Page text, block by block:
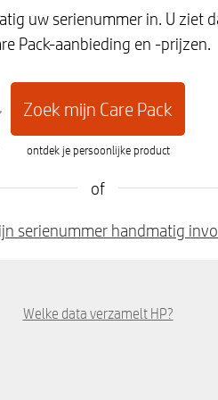
uw serienummer in. U ziet
Pack-aanbieding en -prijzen.
Zoek mijn Care Pack
ontdek je persoonlijke product
of
serienummer handmatig
Welke data verzamelt HP?